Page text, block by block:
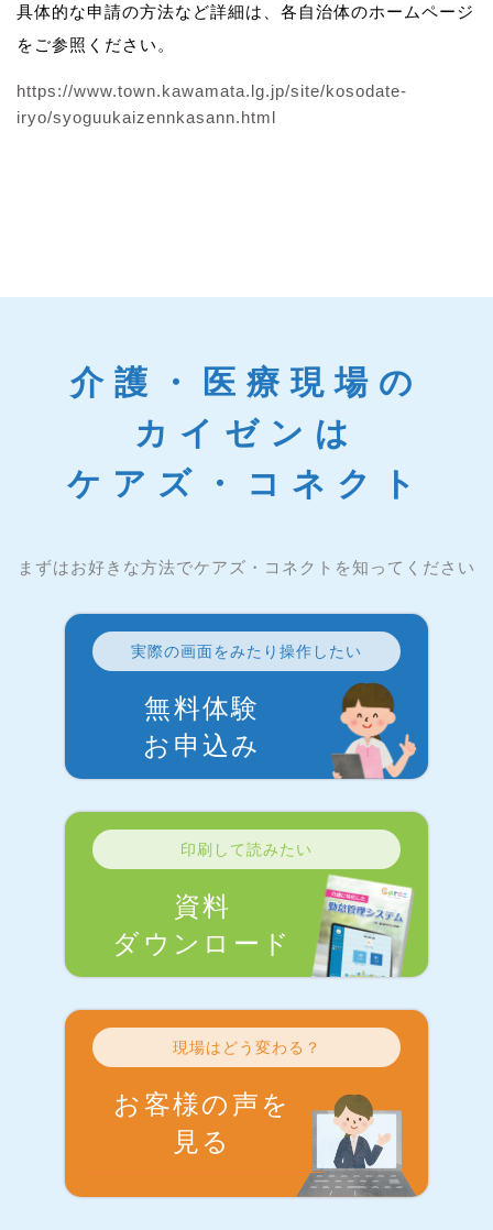
具体的な申請の方法など詳細は、各自治体のホームページ
をご参照ください。
https://www.town.kawamata.lg.jp/site/kosodate-
iryo/syoguukaizennkasann.html
介護・医療現場の
カイゼンは
ケアズ・コネクト
まずはお好きな方法でケアズ・コネクトを知ってください
実際の画面をみたり操作したい
無料体験
お申込み
印刷して読みたい
資料
ダウンロード
現場はどう変わる？
お客様の声を
見る